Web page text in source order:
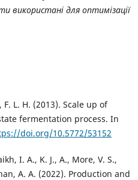
використані для оптимізації
L. H. (2013). Scale up of
fermentation process. In
doi.org/10.5772/53152
I. A., K. J., A., More, V. S.,
A. A. (2022). Production and